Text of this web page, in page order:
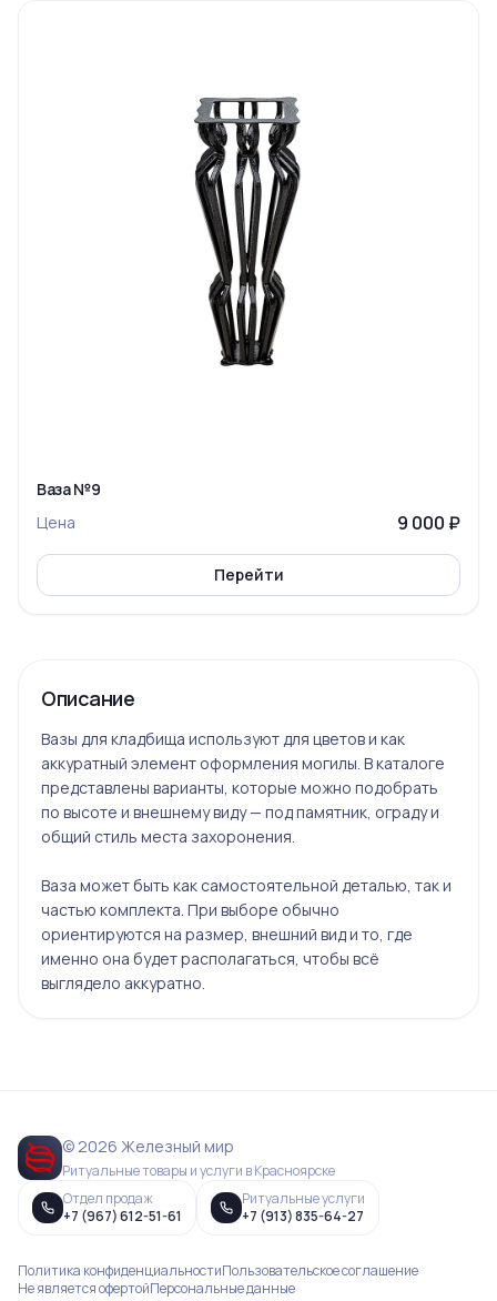
Ваза №9
Цена
9 000 ₽
Перейти
Описание
Вазы для кладбища используют для цветов и как
аккуратный элемент оформления могилы. В каталоге
представлены варианты, которые можно подобрать
по высоте и внешнему виду — под памятник, ограду и
общий стиль места захоронения.
Ваза может быть как самостоятельной деталью, так и
частью комплекта. При выборе обычно
ориентируются на размер, внешний вид и то, где
именно она будет располагаться, чтобы всё
выглядело аккуратно.
© 2026 Железный мир
Ритуальные товары и услуги в Красноярске
Отдел продаж
+7 (967) 612-51-61
Ритуальные услуги
+7 (913) 835-64-27
Политика конфиденциальностиПользовательское соглашение
Не является офертойПерсональные данные